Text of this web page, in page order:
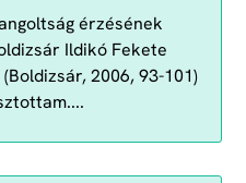
érzésének
Ildikó Fekete
2006, 93-101)